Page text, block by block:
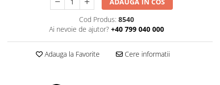
Motoare electrice si pompe
hidraulice
Cod Produs: 8540
Ai nevoie de ajutor? +40 799 040 000
Adauga la Favorite Cere informatii